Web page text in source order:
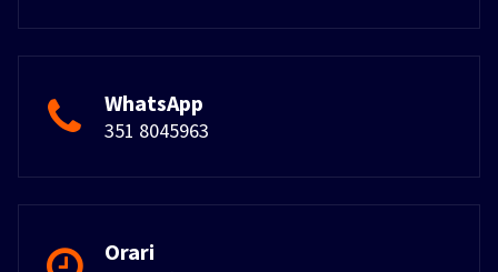
WhatsApp
351 8045963
Orari